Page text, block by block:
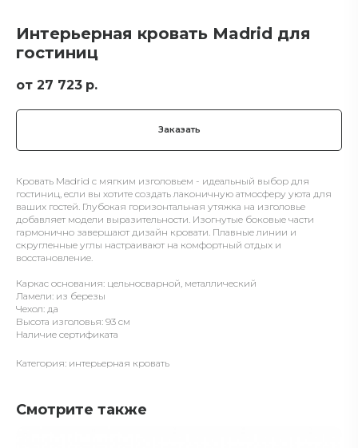
Интерьерная кровать Madrid для
гостиниц
27 723 р.
Заказать
Кровать Madrid с мягким изголовьем - идеальный выбор для
гостиниц, если вы хотите создать лаконичную атмосферу уюта для
ваших гостей. Глубокая горизонтальная утяжка на изголовье
добавляет модели выразительности. Изогнутые боковые части
гармонично завершают дизайн кровати. Плавные линии и
скругленные углы настраивают на комфортный отдых и
восстановление.
Каркас основания: цельносварной, металлический
Ламели: из березы
Чехол: да
Высота изголовья: 93 см
Наличие сертификата
Категория: интерьерная кровать
Смотрите также